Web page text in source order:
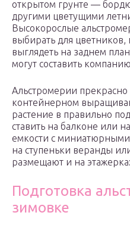
открытом грунте —
другими цветущими
Высокорослые
выбирать для
выглядеть на заднем
могут составить
Альстромерии прекрасно
контейнерном
растение в правильно
ставить на балконе или
емкости с
на ступеньки веранды
размещают и на
Подготовка
зимовке